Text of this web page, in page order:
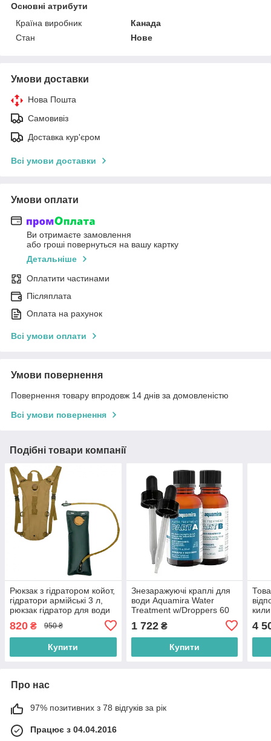
Основні атрибути
Країна виробник
Канада
Стан
Нове
Умови доставки
Нова Пошта
Самовивіз
Доставка кур'єром
Всі умови доставки
Умови оплати
Ви отримаєте замовлення
або гроші повернуться на вашу картку
Детальніше
Оплатити частинами
Післяплата
Оплата на рахунок
Всі умови оплати
Умови повернення
Повернення товару впродовж 14 днів за домовленістю
Всі умови повернення
Подібні товари компанії
Рюкзак з гідратором койот,
гідратори армійські 3 л,
рюкзак гідратор для води
820 ₴ 950 ₴
Купити
Знезаражуючі краплі для
води Aquamira Water
Treatment w/Droppers 60
похідний
1 722₴
Купити
4
Про нас
97% позитивних з 78 відгуків за рік
Працює з 04.04.2016